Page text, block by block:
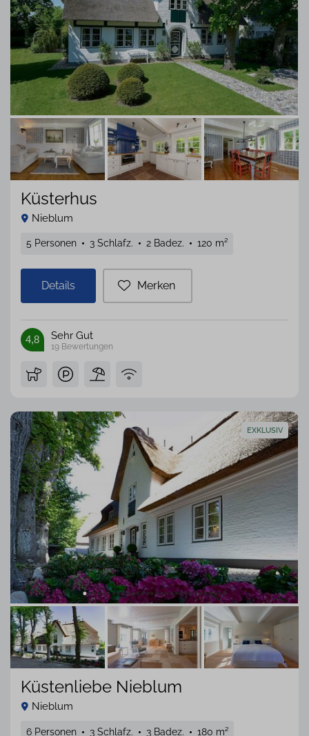
Küsterhus
Nieblum
5 Personen 3 Schlafz. 2 Badez. 120 m²
Details Merken
19 Bewertungen
4,8 Sehr Gut
Küstenliebe Nieblum
EXKLUSIV
Nieblum
6 Personen 3 Schlafz. 3 Badez. 180 m²